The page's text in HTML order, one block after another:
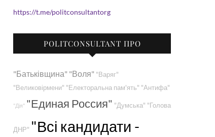
https://t.me/politconsultantorg
POLITCONSULTANT ПРО
"Батьківщина" "Воля" "Варяг"
"Великовірмени" "Електоральна пам'ять" "Антифа"
"Дія" "Единая Россия" "Думська" "Голова
ДНР" "Всі кандидати -